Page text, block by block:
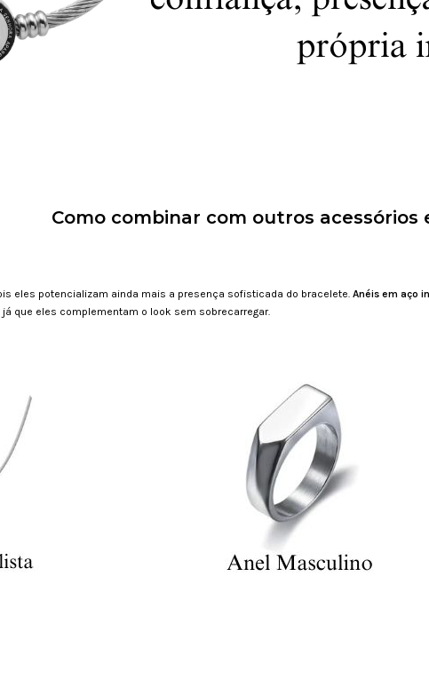
Como combinar com outros acessórios
eles potencializam ainda mais a presença sofisticada do bracelete. Anéis em aço
que eles complementam o look sem sobrecarregar.